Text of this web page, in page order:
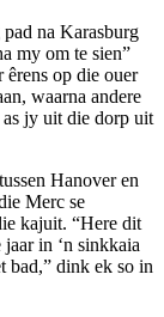
na Karasburg
my om te sien”
êrens op die ouer
waarna andere
jy uit die dorp uit
Hanover en
Merc se
kajuit. “Here dit
in ‘n sinkkaia
bad,” dink ek so in